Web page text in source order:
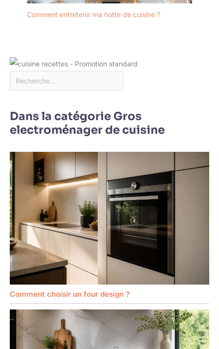
Comment entretenir ma hotte de cuisine ?
Dans la catégorie Gros
electroménager de cuisine
Comment choisir un four design ?